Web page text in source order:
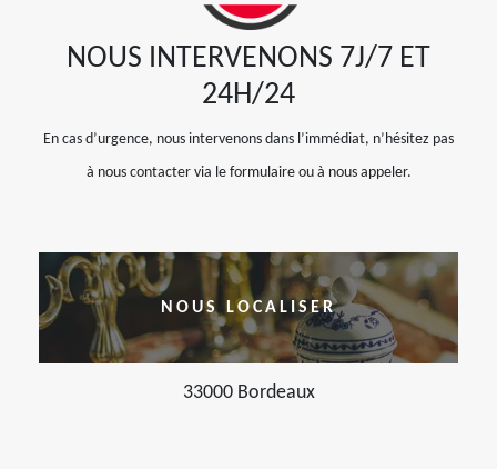
NOUS INTERVENONS 7J/7 ET
24H/24
En cas d’urgence, nous intervenons dans l’immédiat, n’hésitez pas
à nous contacter via le formulaire ou à nous appeler.
NOUS LOCALISER
33000 Bordeaux